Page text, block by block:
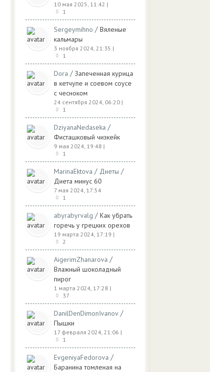
10 мая 2025, 11:42 |
1
Sergeymihno / Вяленые
кальмары
3 ноября 2024, 21:35 |
1
Dora / Запеченная курица
в кетчупе и соевом соусе
с чесноком
24 сентября 2024, 06:20 |
1
DziyanaNedaseka /
Фисташковый чизкейк
9 мая 2024, 19:48 |
1
MarinaEktova / Диеты /
Диета минус 60
7 мая 2024, 17:54
1
abyrabyrvalg / Как убрать
горечь у грецких орехов
19 марта 2024, 17:19 |
2
AigerimZhanarova /
Влажный шоколадный
пирог
1 марта 2024, 17:28 |
37
DanilDenDimonIvanov /
Пышки
17 февраля 2024, 21:06 |
1
EvgeniyaFedorova /
Баранина томленая на